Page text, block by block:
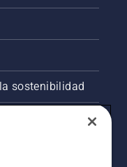
sostenibilidad